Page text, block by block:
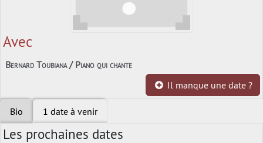
Avec
Bernard Toubiana / Piano qui chante
Il manque une date ?
Bio 1 date à venir
Les prochaines dates